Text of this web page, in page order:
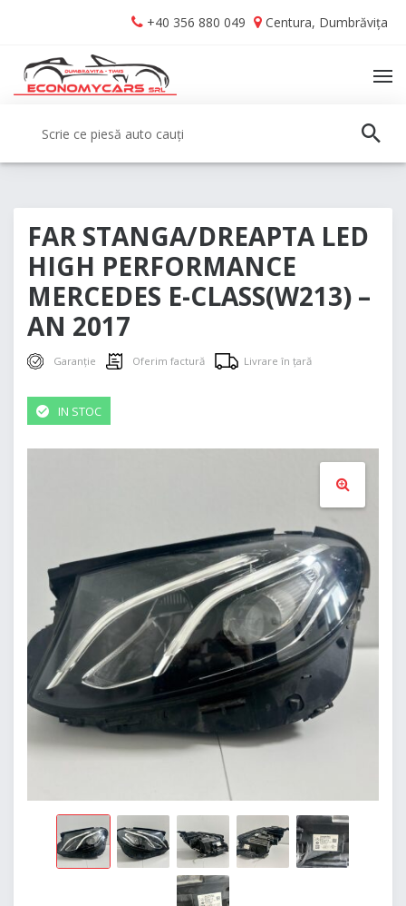
navigation
content
+40 356 880 049 Centura, Dumbrăvița
FAR STANGA/DREAPTA LED
HIGH PERFORMANCE
MERCEDES E-CLASS(W213) –
AN 2017
Garanție Oferim factură Livrare în țară
IN STOC
🔍